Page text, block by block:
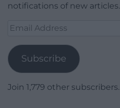
notifications of new articles.
Email
Subscribe
Join 1,779 other subscribers.